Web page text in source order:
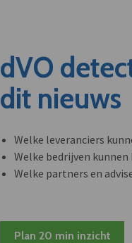
dVO
dit nieuws
Welke leveranciers
Welke bedrijven
Welke partners en
Plan 20 min inzicht